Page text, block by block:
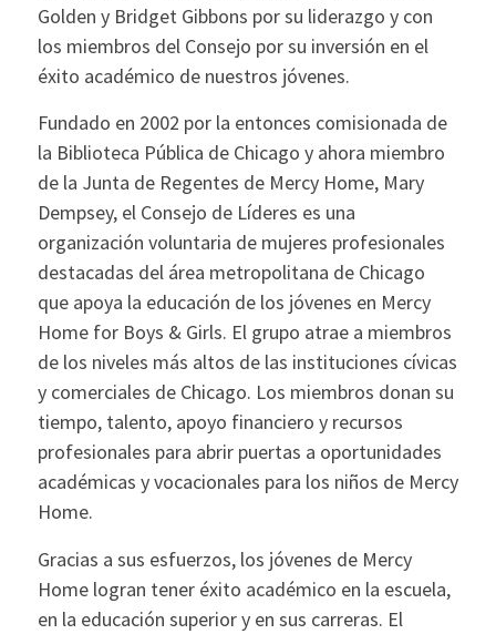
Golden y Bridget Gibbons por su liderazgo y con
los miembros del Consejo por su inversión en el
éxito académico de nuestros jóvenes.
Fundado en 2002 por la entonces comisionada de
la Biblioteca Pública de Chicago y ahora miembro
de la Junta de Regentes de Mercy Home, Mary
Dempsey, el Consejo de Líderes es una
organización voluntaria de mujeres profesionales
destacadas del área metropolitana de Chicago
que apoya la educación de los jóvenes en Mercy
Home for Boys & Girls. El grupo atrae a miembros
de los niveles más altos de las instituciones cívicas
y comerciales de Chicago. Los miembros donan su
tiempo, talento, apoyo financiero y recursos
profesionales para abrir puertas a oportunidades
académicas y vocacionales para los niños de Mercy
Home.
Gracias a sus esfuerzos, los jóvenes de Mercy
Home logran tener éxito académico en la escuela,
en la educación superior y en sus carreras. El